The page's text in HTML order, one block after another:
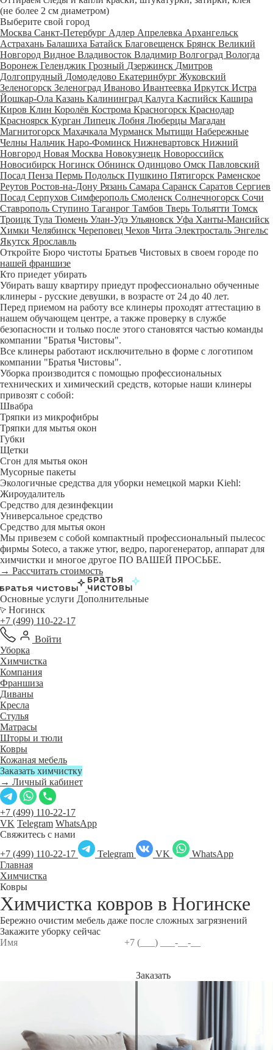
(не более 2 см диаметром)
Выберите свой город
Москва Санкт-Петербург Адлер Апрелевка Архангельск
Астрахань Балашиха Батайск Благовещенск Брянск Великий
Новгород Видное Владивосток Владимир Волгоград Вологда
Воронеж Геленджик Грозный Дзержинск Дмитров
Долгопрудный Домодедово Екатеринбург Жуковский
Зеленогорск Зеленоград Иваново Ивантеевка Иркутск Истра
Йошкар-Ола Казань Калининград Калуга Каспийск Кашира
Киров Клин Королёв Кострома Красногорск Краснодар
Красноярск Курган Липецк Лобня Люберцы Магадан
Магнитогорск Махачкала Мурманск Мытищи Набережные
Челны Нальчик Наро-Фоминск Нижневартовск Нижний
Новгород Новая Москва Новокузнецк Новороссийск
Новосибирск Ногинск Обнинск Одинцово Омск Павловский
Посад Пенза Пермь Подольск Пушкино Пятигорск Раменское
Реутов Ростов-на-Дону Рязань Самара Саранск Саратов Сергиев
Посад Серпухов Симферополь Смоленск Солнечногорск Сочи
Ставрополь Ступино Таганрог Тамбов Тверь Тольятти Томск
Троицк Тула Тюмень Улан-Удэ Ульяновск Уфа Ханты-Мансийск
Химки Челябинск Череповец Чехов Чита Электросталь Энгельс
Якутск Ярославль
Откройте Бюро чистоты Братьев Чистовых в своем городе по
нашей франшизе
Кто приедет убирать
Убирать вашу квартиру приедут профессионально обученные
клинеры - русские девушки, в возрасте от 24 до 40 лет.
Перед приемом на работу все клинеры проходят аттестацию в
нашем обучающем центре, а также проверку в службе
безопасности и только после этого становятся частью команды
компании "Братья Чистовы".
Все клинеры работают исключительно в форме с логотипом
компании "Братья Чистовы".
Уборка производится с помощью профессиональных
технических и химический средств, которые наши клинеры
привозят с собой:
Швабра
Тряпки из микрофибры
Тряпки для мытья окон
Губки
Щетки
Сгон для мытья окон
Мусорные пакеты
Экологичные средства для уборки немецкой марки Kiehl:
Жироудалитель
Средство для дезинфекции
Универсальное средство
Средство для мытья окон
Мы привезем с собой компактный профессиональный пылесос
фирмы Soteco, а также утюг, ведро, парогенератор, аппарат для
химчистки и многое другое ПО ВАШЕЙ ПРОСЬБЕ.
→ Рассчитать стоимость
Основные услуги Дополнительные
Ногинск
+7 (499) 110-22-17
Войти
Уборка
Химчистка
Компания
Франшиза
Диваны
Кресла
Стулья
Матрасы
Шторы и тюли
Ковры
Кожаная мебель
Заказать химчистку
→ Личный кабинет
+7 (499) 110-22-17
VK Telegram WhatsApp
Свяжитесь с нами
+7 (499) 110-22-17
Telegram VK
WhatsApp
Главная
Химчистка
Ковры
Химчистка ковров в Ногинске
Бережно очистим мебель даже после сложных загрязнений
Закажите уборку сейчас
Заказать